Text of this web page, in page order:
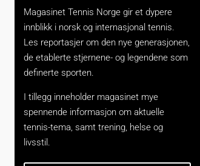
Magasinet Tennis Norge gir et dypere
innblikk i norsk og internasjonal tennis.
Les reportasjer om den nye generasjonen,
de etablerte stjernene- og legendene som
definerte sporten.
I tillegg inneholder magasinet mye
spennende informasjon om aktuelle
tennis-tema, samt trening, helse og
livsstil.